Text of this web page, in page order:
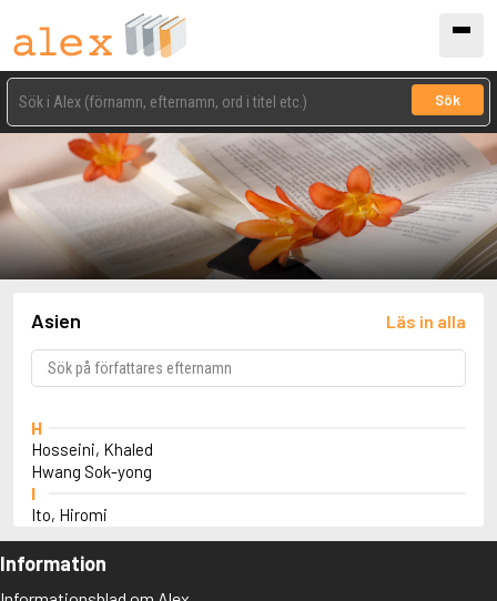
Sök
Asien Läs in alla
H
Hosseini, Khaled
Hwang Sok-yong
I
Ito, Hiromi
J
Jha, Radhika
Information